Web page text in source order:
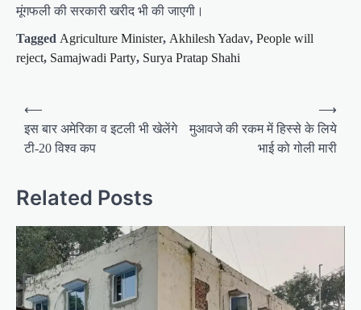
मूंगफली की सरकारी खरीद भी की जाएगी।
Tagged Agriculture Minister, Akhilesh Yadav, People will
reject, Samajwadi Party, Surya Pratap Shahi
o
n
a
v
i
g
⟵
इस बार अमेरिका व इटली भी खेलेंगे
टी-20 विश्व कप
मुआवजे की रकम में हिस्से के लिये
भाई को गोली मारी
⟶
Related Posts